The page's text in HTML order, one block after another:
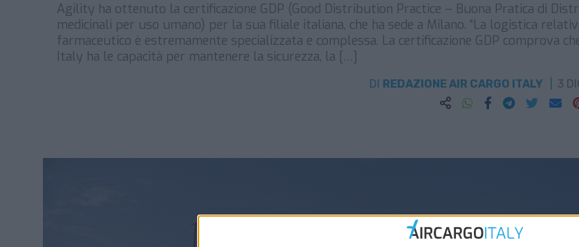
Agility ha ottenuto la certificazione GDP (Good Distribution Practice – Buona Pratica di
medicinali per uso umano) per la sua filiale italiana, che ha sede a Milano. “La logistica
farmaceutico è estremamente specializzata e complessa. La certificazione GDP comprova
Italy ha le capacità per mantenere la sicurezza, la […]
DI REDAZIONE AIR CARGO ITALY
3